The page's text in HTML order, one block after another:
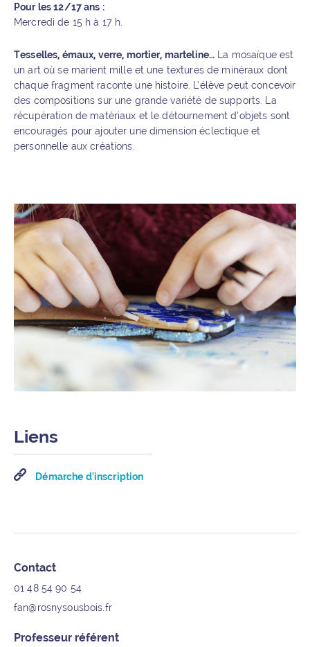
Pour les 12/17 ans :
Mercredi de 15 h à 17 h.
Tesselles, émaux, verre, mortier, marteline… La mosaïque est
un art où se marient mille et une textures de minéraux dont
chaque fragment raconte une histoire. L’élève peut concevoir
des compositions sur une grande variété de supports. La
récupération de matériaux et le détournement d’objets sont
encouragés pour ajouter une dimension éclectique et
personnelle aux créations.
Liens
Démarche d'inscription
Informations supplémentaires
Contact
01 48 54 90 54
fan@rosnysousbois.fr
Professeur référent